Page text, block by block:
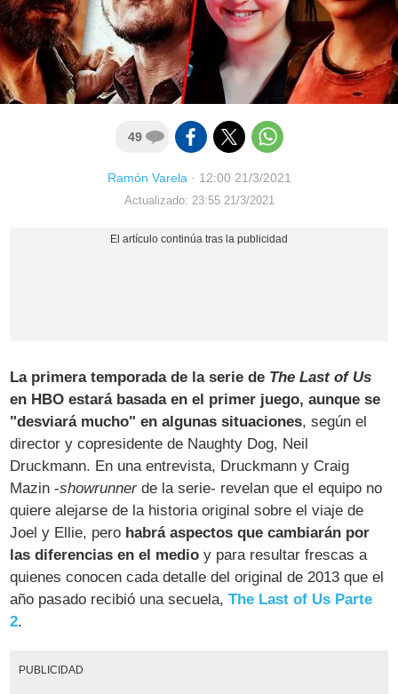
49
Ramón Varela· 12:00 21/3/2021
Actualizado: 23:55 21/3/2021
La primera temporada de la serie de The Last of Us
en HBO estará basada en el primer juego, aunque se
"desviará mucho" en algunas situaciones, según el
director y copresidente de Naughty Dog, Neil
Druckmann. En una entrevista, Druckmann y Craig
Mazin -showrunnerde la serie- revelan que el equipo no
quiere alejarse de la historia original sobre el viaje de
Joel y Ellie, pero habrá aspectos que cambiarán por
las diferencias en el medio y para resultar frescas a
quienes conocen cada detalle del original de 2013 que el
año pasado recibió una secuela,The Last of Us Parte
2.
PUBLICIDAD